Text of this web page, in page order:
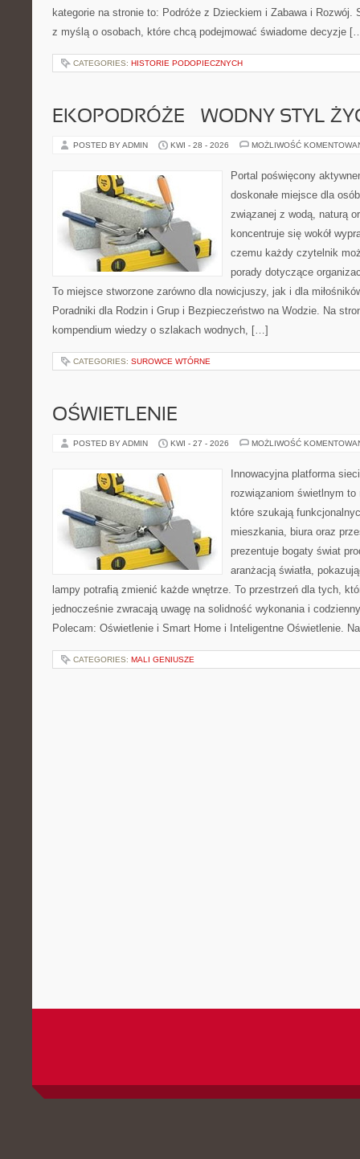
kategorie na stronie to: Podróże z Dzieckiem i Zabawa i Rozwój.
z myślą o osobach, które chcą podejmować świadome decyzje
CATEGORIES: HISTORIE PODOPIECZNYCH
EKOPODRÓŻE – WODNY STYL
POSTED BY ADMIN KWI - 28 - 2026 MOŻLIWOŚĆ
Portal poświęcony
doskonałe miejsce dla
związanej z wodą, naturą
koncentruje się wokół
czemu każdy czytelnik
porady dotyczące
To miejsce stworzone zarówno dla nowicjuszy, jak i dla
Poradniki dla Rodzin i Grup i Bezpieczeństwo na Wodzie. Na
kompendium wiedzy o szlakach wodnych, […]
CATEGORIES: SUROWCE WTÓRNE
OŚWIETLENIE
POSTED BY ADMIN KWI - 27 - 2026 MOŻLIWOŚĆ
Innowacyjna platforma
rozwiązaniom świetlnym
które szukają
mieszkania, biura oraz
prezentuje bogaty świat
aranżacją światła,
lampy potrafią zmienić każde wnętrze. To przestrzeń dla tych,
jednocześnie zwracają uwagę na solidność wykonania i
Polecam: Oświetlenie i Smart Home i Inteligentne Oświetlenie.
CATEGORIES: MALI GENIUSZE